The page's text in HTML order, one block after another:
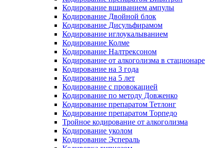
Кодирование вшиванием ампулы
Кодирование Двойной блок
Кодирование Дисульфирамом
Кодирование иглоукалыванием
Кодирование Колме
Кодирование Налтрексоном
Кодирование от алкоголизма в стационаре
Кодирование на 3 года
Кодирование на 5 лет
Кодирование с провокацией
Кодирование по методу Довженко
Кодирование препаратом Тетлонг
Кодирование препаратом Торпедо
Тройное кодирование от алкоголизма
Кодирование уколом
Кодирование Эспераль